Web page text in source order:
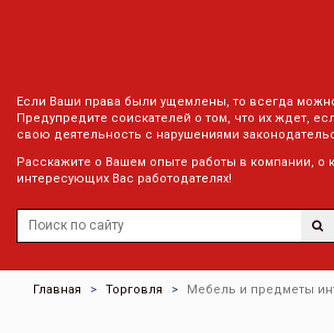
Если Ваши права были ущемлены, то всегда
Предупредите соискателей о том, что их ждет,
свою деятельность с нарушениями
Расскажите о Вашем опыте работы в компании, о
интересующих Вас работодателях!
Главная Торговля Мебель и предметы